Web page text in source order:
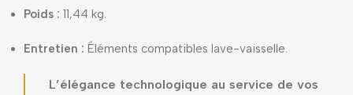
Poids : 11,44 kg.
Entretien : Éléments compatibles lave-vaisselle.
L’élégance technologique au service de vos